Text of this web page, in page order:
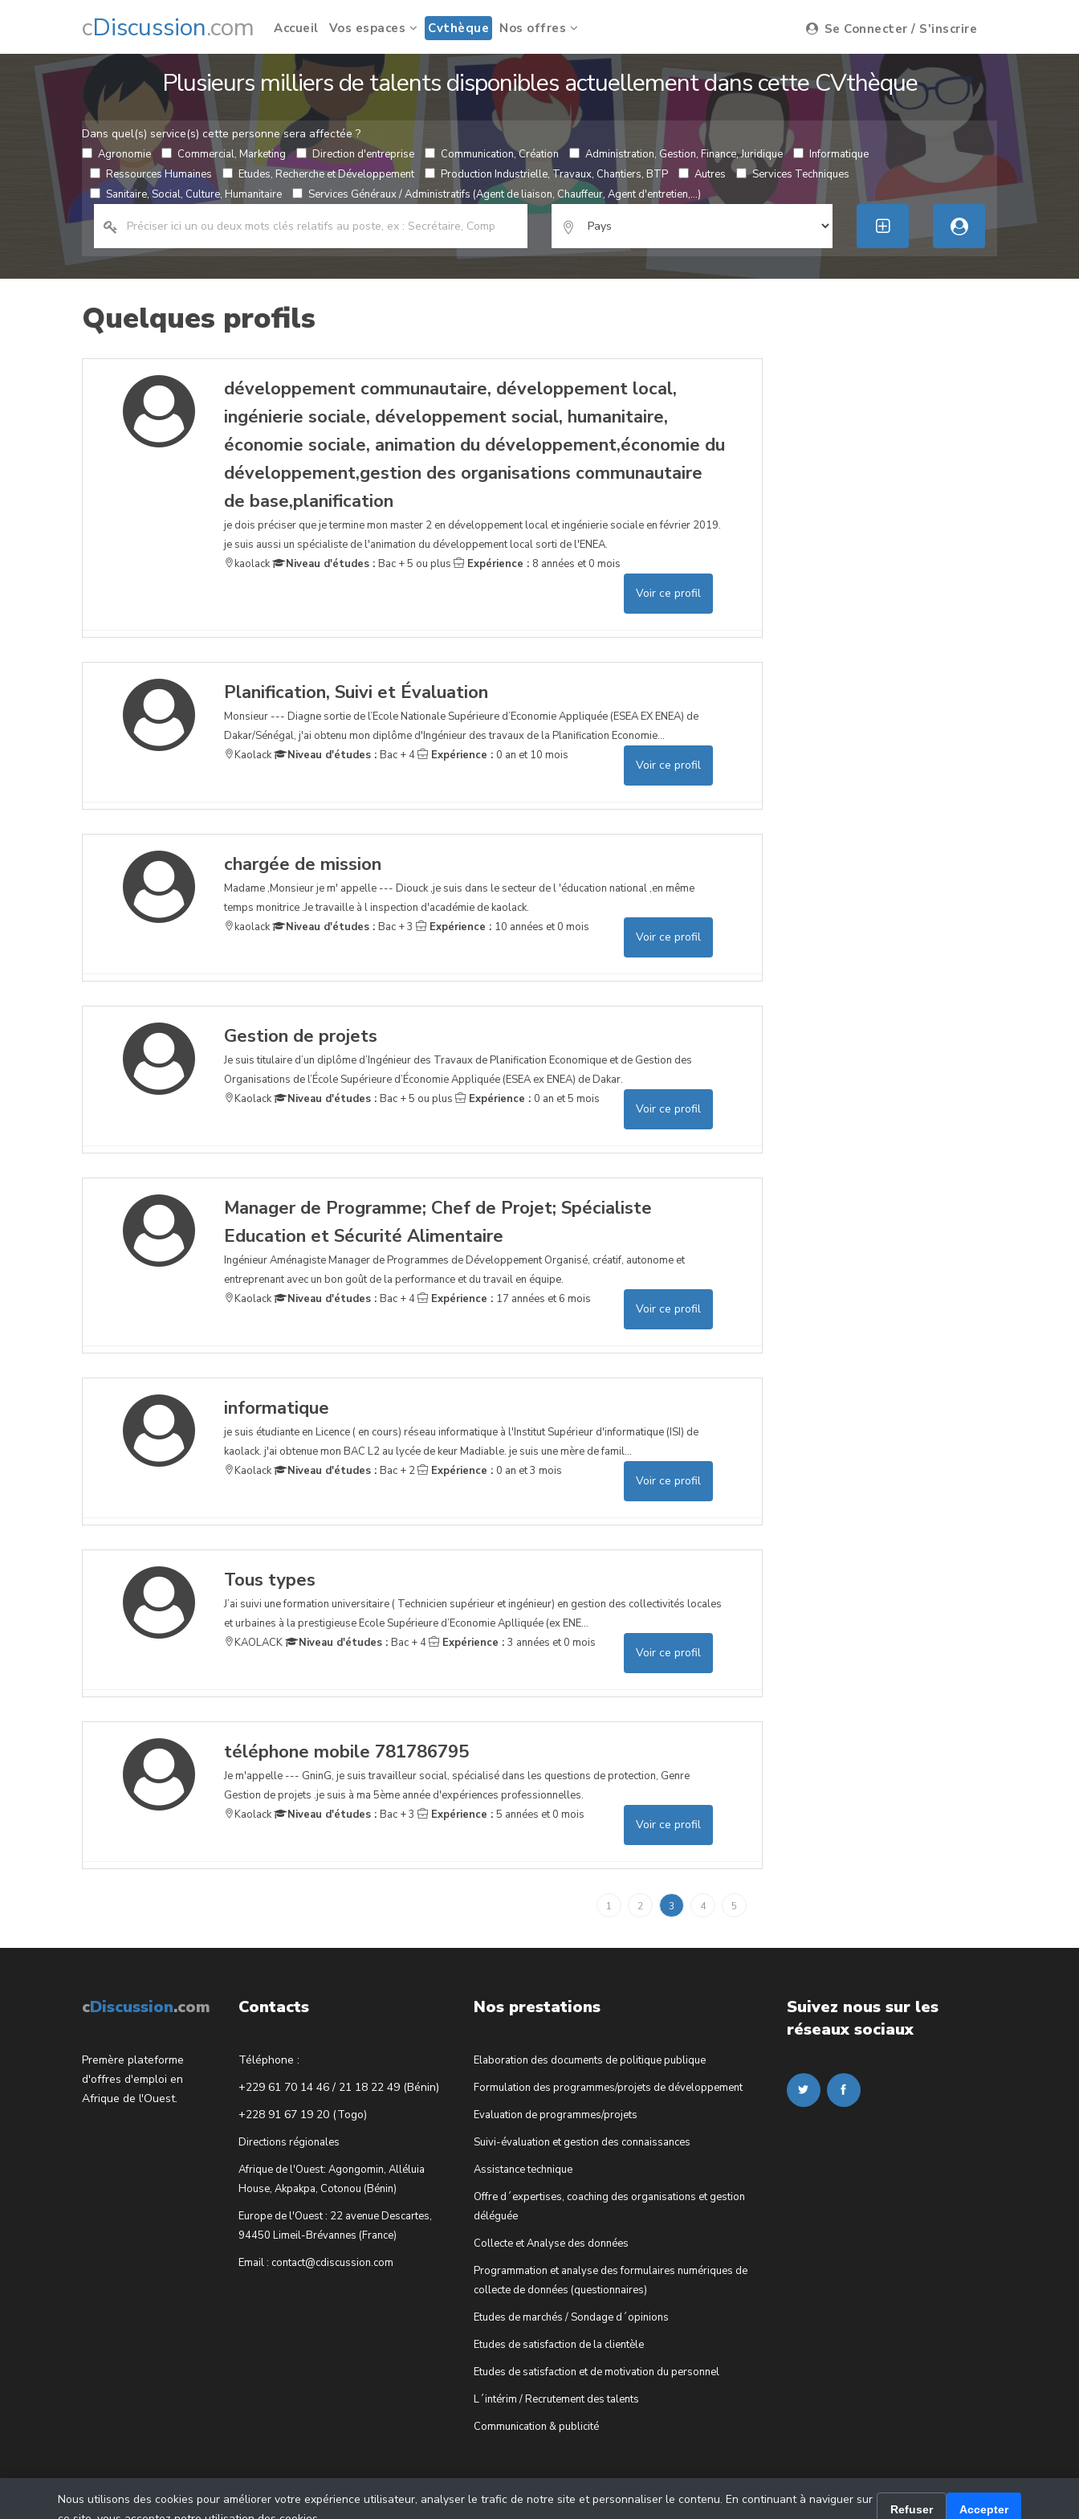
cDiscussion.com Accueil Vos espaces Cvthèque Nos offres Se Connecter / S'inscrire
Plusieurs milliers de talents disponibles actuellement dans cette CVthèque
Dans quel(s) service(s) cette personne sera affectée ?
Agronomie Commercial, Marketing Direction d'entreprise Communication, Création Administration, Gestion, Finance, Juridique
Informatique
Ressources Humaines
Etudes, Recherche et Développement Production Industrielle, Travaux, Chantiers, BTP Autres
Services Techniques
Sanitaire, Social, Culture, Humanitaire
Services Généraux / Administratifs (Agent de liaison, Chauffeur, Agent d'entretien,...)
Quelques profils
développement communautaire, développement local,
ingénierie sociale, développement social, humanitaire,
économie sociale, animation du développement,économie du
développement,gestion des organisations communautaire
de base,planification
je dois préciser que je termine mon master 2 en développement local et ingénierie sociale en février 2019.
je suis aussi un spécialiste de l'animation du développement local sorti de l'ENEA.
kaolack
Niveau d'études : Bac + 5 ou plus Expérience : 8 années et 0 mois
Voir ce profil
Planification, Suivi et Évaluation
Monsieur --- Diagne sortie de l’Ecole Nationale Supérieure d’Economie Appliquée (ESEA EX ENEA) de
Dakar/Sénégal, j'ai obtenu mon diplôme d'Ingénieur des travaux de la Planification Economie...
Kaolack
Niveau d'études : Bac + 4 Expérience : 0 an et 10 mois
Voir ce profil
chargée de mission
Madame ,Monsieur je m' appelle --- Diouck ,je suis dans le secteur de l 'éducation national ,en même
temps monitrice .Je travaille à l inspection d'académie de kaolack.
kaolack
Niveau d'études : Bac + 3 Expérience : 10 années et 0 mois
Voir ce profil
Gestion de projets
Je suis titulaire d’un diplôme d’Ingénieur des Travaux de Planification Economique et de Gestion des
Organisations de l’École Supérieure d’Économie Appliquée (ESEA ex ENEA) de Dakar.
Kaolack
Niveau d'études : Bac + 5 ou plus Expérience : 0 an et 5 mois
Voir ce profil
Manager de Programme; Chef de Projet; Spécialiste
Education et Sécurité Alimentaire
Ingénieur Aménagiste Manager de Programmes de Développement Organisé, créatif, autonome et
entreprenant avec un bon goût de la performance et du travail en équipe.
Kaolack
Niveau d'études : Bac + 4 Expérience : 17 années et 6 mois
Voir ce profil
informatique
je suis étudiante en Licence ( en cours) réseau informatique à l'Institut Supérieur d'informatique (ISI) de
kaolack. j'ai obtenue mon BAC L2 au lycée de keur Madiable. je suis une mère de famil...
Kaolack
Niveau d'études : Bac + 2 Expérience : 0 an et 3 mois
Voir ce profil
Tous types
J’ai suivi une formation universitaire ( Technicien supérieur et ingénieur) en gestion des collectivités locales
et urbaines à la prestigieuse Ecole Supérieure d’Economie Aplliquée (ex ENE...
KAOLACK
Niveau d'études : Bac + 4 Expérience : 3 années et 0 mois
Voir ce profil
téléphone mobile 781786795
Je m'appelle --- GninG, je suis travailleur social, spécialisé dans les questions de protection, Genre
Gestion de projets .je suis à ma 5ème année d'expériences professionnelles.
Kaolack
Niveau d'études : Bac + 3 Expérience : 5 années et 0 mois
Voir ce profil
1 2 3 4 5
cDiscussion.com
Premère plateforme
d'offres d'emploi en
Afrique de l'Ouest.
Contacts
Téléphone :
+229 61 70 14 46 / 21 18 22 49 (Bénin)
+228 91 67 19 20 (Togo)
Directions régionales
Afrique de l'Ouest: Agongomin, Alléluia
House, Akpakpa, Cotonou (Bénin)
Europe de l'Ouest : 22 avenue Descartes,
94450 Limeil-Brévannes (France)
Email : contact@cdiscussion.com
Nos prestations
Elaboration des documents de politique publique
Formulation des programmes/projets de développement
Evaluation de programmes/projets
Suivi-évaluation et gestion des connaissances
Assistance technique
Offre d´expertises, coaching des organisations et gestion
déléguée
Collecte et Analyse des données
Programmation et analyse des formulaires numériques de
collecte de données (questionnaires)
Etudes de marchés / Sondage d´opinions
Etudes de satisfaction de la clientèle
Etudes de satisfaction et de motivation du personnel
L´intérim / Recrutement des talents
Communication & publicité
Suivez nous sur les
réseaux sociaux
Nous utilisons des cookies pour améliorer votre expérience utilisateur, analyser le trafic de notre site et personnaliser le contenu. En continuant à naviguer sur
Refuser Accepter